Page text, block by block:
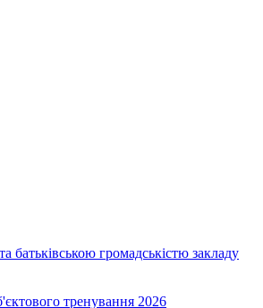
громадськістю закладу
тренування 2026